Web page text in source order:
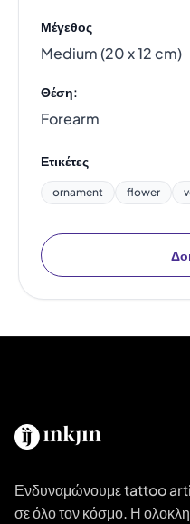
Μέγεθος
Medium (20 x 12 cm)
Θέση:
Forearm
Ετικέτες
ornament flower
Ενδυναμώνουμε tattoo
σε όλο τον κόσμο. Η